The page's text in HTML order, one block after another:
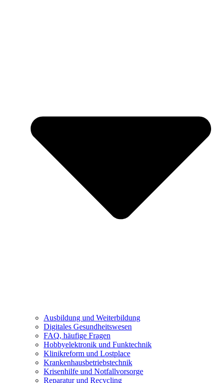
Ausbildung und Weiterbildung
Digitales Gesundheitswesen
FAQ, häufige Fragen
Hobbyelektronik und Funktechnik
Klinikreform und Lostplace
Krankenhausbetriebstechnik
Krisenhilfe und Notfallvorsorge
Reparatur und Recycling